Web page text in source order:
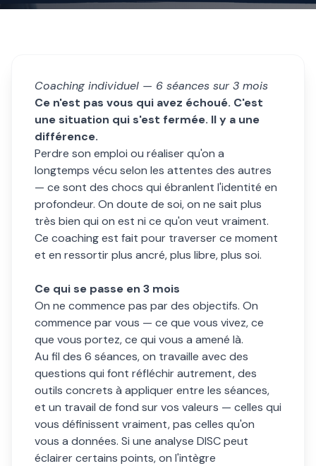
Coaching individuel — 6 séances sur 3 mois
Ce n'est pas vous qui avez échoué. C'est
une situation qui s'est fermée. Il y a une
différence.
Perdre son emploi ou réaliser qu'on a
longtemps vécu selon les attentes des autres
— ce sont des chocs qui ébranlent l'identité en
profondeur. On doute de soi, on ne sait plus
très bien qui on est ni ce qu'on veut vraiment.
Ce coaching est fait pour traverser ce moment
et en ressortir plus ancré, plus libre, plus soi.
Ce qui se passe en 3 mois
On ne commence pas par des objectifs. On
commence par vous — ce que vous vivez, ce
que vous portez, ce qui vous a amené là.
Au fil des 6 séances, on travaille avec des
questions qui font réfléchir autrement, des
outils concrets à appliquer entre les séances,
et un travail de fond sur vos valeurs — celles qui
vous définissent vraiment, pas celles qu'on
vous a données. Si une analyse DISC peut
éclairer certains points, on l'intègre